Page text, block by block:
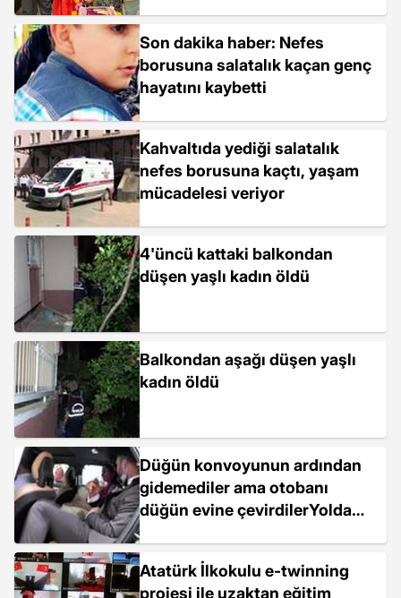
Son dakika haber: Nefes
borusuna salatalık kaçan genç
hayatını kaybetti
Kahvaltıda yediği salatalık
nefes borusuna kaçtı, yaşam
mücadelesi veriyor
4'üncü kattaki balkondan
düşen yaşlı kadın öldü
Balkondan aşağı düşen yaşlı
kadın öldü
Düğün konvoyunun ardından
gidemediler ama otobanı
düğün evine çevirdilerYolda
Atatürk İlkokulu e-twinning
projesi ile uzaktan eğitim